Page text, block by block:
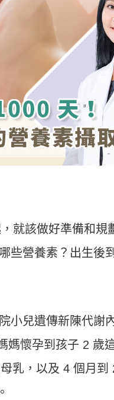
就該做好準備和規
些營養素？出生後
小兒遺傳新陳代謝
媽懷孕到孩子 2 歲
乳，以及 4 個月到